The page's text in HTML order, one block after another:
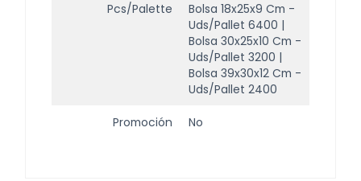
Pcs/palette
Bolsa 18x25x9 Cm -
Uds/Pallet 6400 |
Bolsa 30x25x10 Cm -
Uds/Pallet 3200 |
Bolsa 39x30x12 Cm -
Uds/Pallet 2400
Promoción No